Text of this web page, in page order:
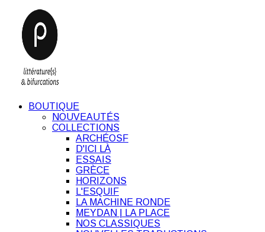
BOUTIQUE
NOUVEAUTÉS
COLLECTIONS
ARCHÉOSF
D'ICI LÀ
ESSAIS
GRÈCE
HORIZONS
L'ESQUIF
LA MACHINE RONDE
MEYDAN | LA PLACE
NOS CLASSIQUES